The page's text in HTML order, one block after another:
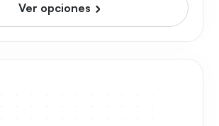
Ver opciones